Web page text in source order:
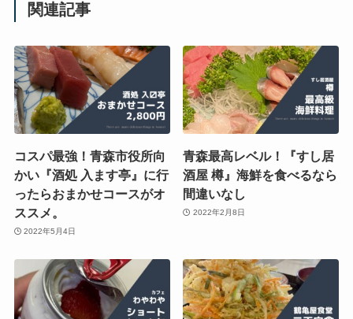
関連記事
コスパ最強！青森市役所向
かい『酒処 入ます亭』に行
ったらおまかせコースがオ
ススメ。
2022年5月4日
青森最高レベル！『すし居
酒屋 樽』海鮮を食べるなら
間違いなし
2022年2月8日